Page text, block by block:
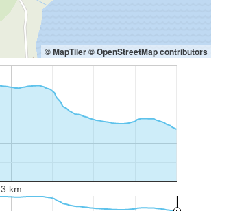
© MapTiler© OpenStreetMap contributors
3 km